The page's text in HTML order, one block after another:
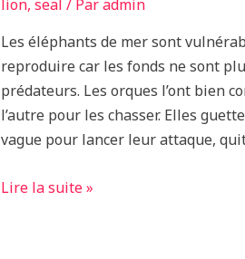
lion, seal / Paradmin
Les éléphants de mer sont
reproduire car les fonds ne sont
prédateurs. Les orques l’ont bien
l’autre pour les chasser. Elles
vague pour lancer leur attaque,
Les
Lire la suite »